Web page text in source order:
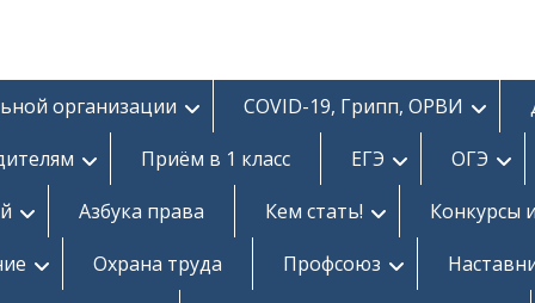
организации COVID-19, Грипп, ОРВИ
Приём в 1 класс ЕГЭ
ОГЭ
Азбука права Кем стать!
Конкурсы
Охрана труда Профсоюз